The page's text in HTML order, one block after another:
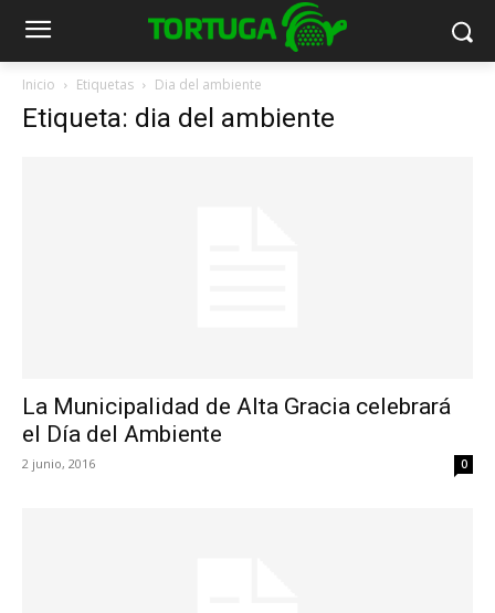
Inicio Etiquetas Dia del ambiente
Etiqueta: dia del ambiente
La Municipalidad de Alta Gracia celebrará
el Día del Ambiente
2 junio, 2016 0